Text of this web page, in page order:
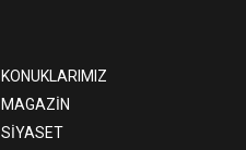
KONUKLARIMIZ
MAGAZİN
SİYASET